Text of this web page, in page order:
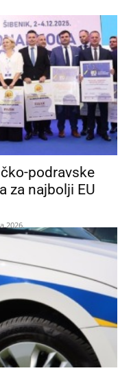
podravske
za najbolji EU
2026.